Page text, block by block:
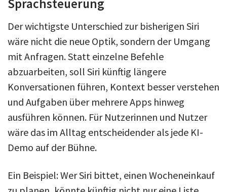
Sprachsteuerung
Der wichtigste Unterschied zur bisherigen Siri
wäre nicht die neue Optik, sondern der Umgang
mit Anfragen. Statt einzelne Befehle
abzuarbeiten, soll Siri künftig längere
Konversationen führen, Kontext besser verstehen
und Aufgaben über mehrere Apps hinweg
ausführen können. Für Nutzerinnen und Nutzer
wäre das im Alltag entscheidender als jede KI-
Demo auf der Bühne.
Ein Beispiel: Wer Siri bittet, einen Wocheneinkauf